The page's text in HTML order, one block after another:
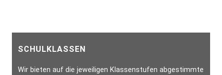
SCHULKLASSEN
Wir bieten auf die jeweiligen Klassenstufen abgestimmte